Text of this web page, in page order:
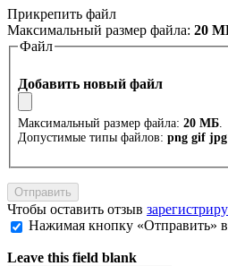
Прикрепить файл
Максимальный размер файла: 20
Файл
Добавить новый файл
Максимальный размер файла: 20 МБ
Допустимые типы файлов: png gif
Чтобы оставить отзыв
Нажимая кнопку «Отправить»
Leave this field blank